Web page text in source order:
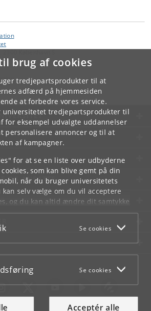
brug af cookies
tredjepartsprodukter til at
adfærd på hjemmesiden
at forbedre vores service.
universitetet tredjepartsprodukter til
for eksempel udvalgte uddannelser
personalisere annoncer og til at
af kampagner.
for at se en liste over udbyderne
som kan blive gemt på din
når du bruger universitetets
kan selv vælge om du vil acceptere
og du kan altid ændre dit samtykke
privatlivspolitiksom du finder i
eller afslå Se cookies
eller afslå Se cookies
Acceptér alle
OG ANSATTE